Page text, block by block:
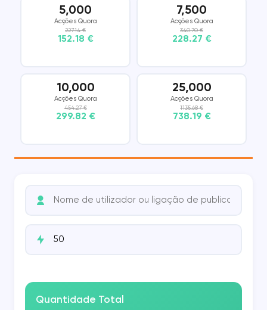
5,000
Acções Quora
227.14 €
152.18 €
7,500
Acções Quora
340.70 €
228.27 €
10,000
Acções Quora
454.27 €
299.82 €
25,000
Acções Quora
1135.68 €
738.19 €
Quantidade Total